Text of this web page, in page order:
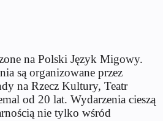
na Polski Język Migowy.
są organizowane przez
na Rzecz Kultury, Teatr
od 20 lat. Wydarzenia cieszą
nie tylko wśród